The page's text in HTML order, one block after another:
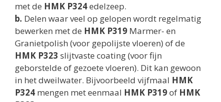
met de HMK P324edelzeep.
b. Delen waar veel op gelopen wordt regelmatig
bewerken met de HMK P319 Marmer- en
Granietpolish (voor gepolijste vloeren) of de
HMK P323 slijtvaste coating (voor fijn
geborstelde of gezoete vloeren). Dit kan gewoon
in het dweilwater. Bijvoorbeeld vijfmaal HMK
P324 mengen met eenmaal HMK P319of HMK